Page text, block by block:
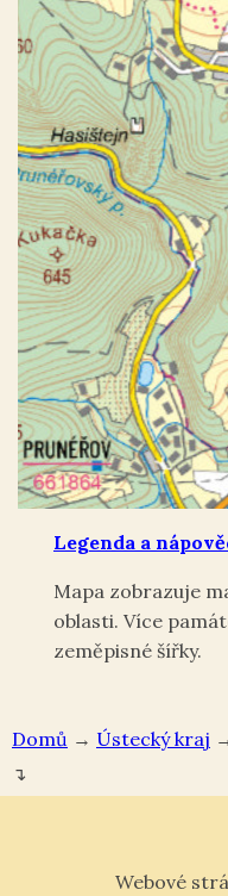
Domů → Ústecký kraj
↴
Legenda a
Mapa zobrazuje
oblasti. Více
zeměpisné šířky.
Webové